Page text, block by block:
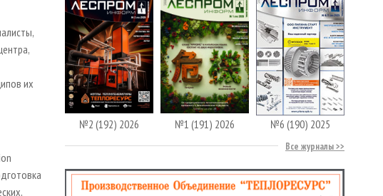
их
№2 (192) 2026 №1 (191) 2026 №6 (190) 2025
Все журналы